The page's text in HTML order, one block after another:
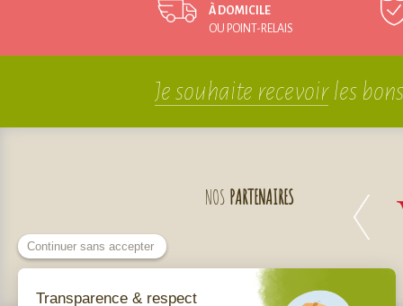
À DOMICILE
OU POINT-RELAIS
Je souhaite recevoirles
NOS PARTENAIRES